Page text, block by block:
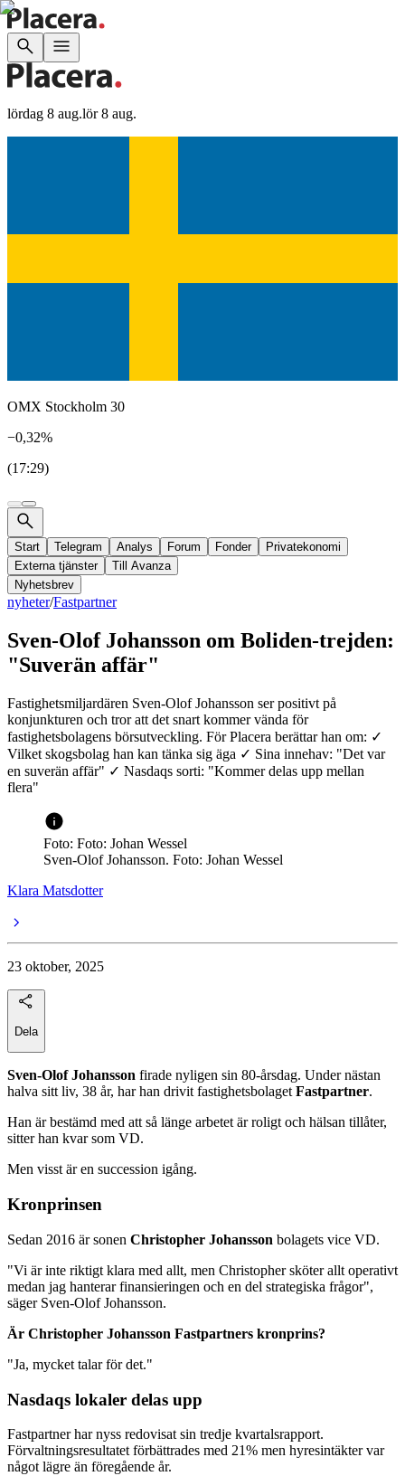
lördag 8 aug.lör 8 aug.
OMX Stockholm 30
−0,32%
(17:29)
Start Telegram Analys Forum Fonder
Privatekonomi
Externa tjänster
Till Avanza
Nyhetsbrev
nyheter/Fastpartner
Sven-Olof Johansson om Boliden-trejden:
"Suverän affär"
Fastighetsmiljardären Sven-Olof Johansson ser positivt på
konjunkturen och tror att det snart kommer vända för
fastighetsbolagens börsutveckling. För Placera berättar han om: ✓
Vilket skogsbolag han kan tänka sig äga ✓ Sina innehav: "Det var
en suverän affär" ✓ Nasdaqs sorti: "Kommer delas upp mellan
flera"
Foto: Foto: Johan Wessel
Sven-Olof Johansson. Foto: Johan Wessel
Klara Matsdotter
23 oktober, 2025
Dela
Sven-Olof Johansson firade nyligen sin 80-årsdag. Under nästan
halva sitt liv, 38 år, har han drivit fastighetsbolagetFastpartner.
Han är bestämd med att så länge arbetet är roligt och hälsan tillåter,
sitter han kvar som VD.
Men visst är en succession igång.
Kronprinsen
Sedan 2016 är sonen Christopher Johansson bolagets vice VD.
"Vi är inte riktigt klara med allt, men Christopher sköter allt operativt
medan jag hanterar finansieringen och en del strategiska frågor",
säger Sven-Olof Johansson.
Är Christopher Johansson Fastpartners kronprins?
"Ja, mycket talar för det."
Nasdaqs lokaler delas upp
Fastpartner har nyss redovisat sin tredje kvartalsrapport.
Förvaltningsresultatet förbättrades med 21% men hyresintäkter var
något lägre än föregående år.